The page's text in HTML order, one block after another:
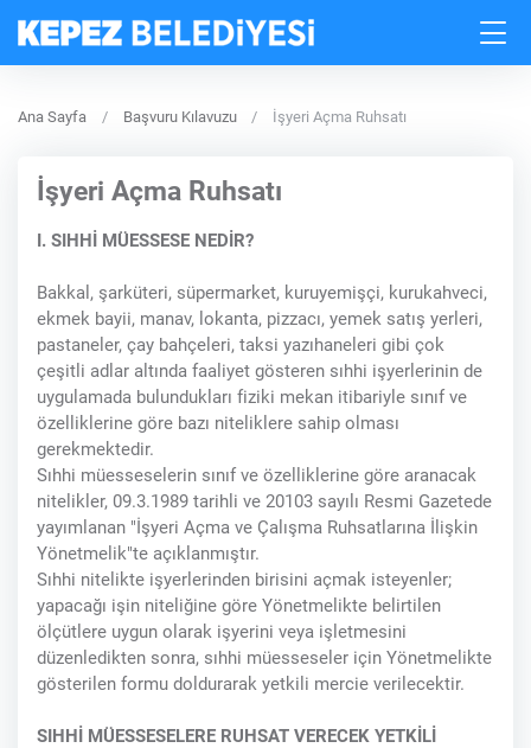
Ana Sayfa Başvuru Kılavuzu İşyeri Açma Ruhsatı
İşyeri Açma Ruhsatı
I. SIHHİ MÜESSESE NEDİR?
Bakkal, şarküteri, süpermarket, kuruyemişçi, kurukahveci,
ekmek bayii, manav, lokanta, pizzacı, yemek satış yerleri,
pastaneler, çay bahçeleri, taksi yazıhaneleri gibi çok
çeşitli adlar altında faaliyet gösteren sıhhi işyerlerinin de
uygulamada bulundukları fiziki mekan itibariyle sınıf ve
özelliklerine göre bazı niteliklere sahip olması
gerekmektedir.
Sıhhi müesseselerin sınıf ve özelliklerine göre aranacak
nitelikler, 09.3.1989 tarihli ve 20103 sayılı Resmi Gazetede
yayımlanan "İşyeri Açma ve Çalışma Ruhsatlarına İlişkin
Yönetmelik"te açıklanmıştır.
Sıhhi nitelikte işyerlerinden birisini açmak isteyenler;
yapacağı işin niteliğine göre Yönetmelikte belirtilen
ölçütlere uygun olarak işyerini veya işletmesini
düzenledikten sonra, sıhhi müesseseler için Yönetmelikte
gösterilen formu doldurarak yetkili mercie verilecektir.
SIHHİ MÜESSESELERE RUHSAT VERECEK YETKİLİ